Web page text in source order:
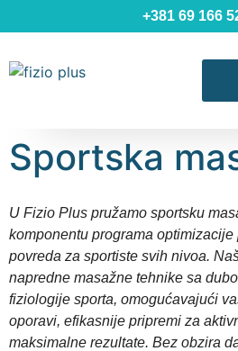
+381 69 166
Sportska
U Fizio Plus pružamo sportsku
komponentu programa
povreda za sportiste svih nivoa.
napredne masažne tehnike sa
fiziologije sporta, omogućavajući
oporavi, efikasnije pripremi za
maksimalne rezultate. Bez obzira